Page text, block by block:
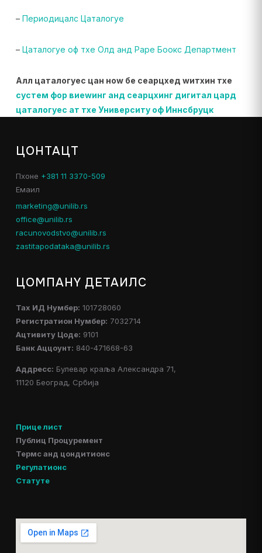
– Периодицалс Цаталогуе
– Цаталогуе оф тхе Олд анд Раре Боокс Департмент
Алл цаталогуес цан ноw бе сеарцхед wитхин тхе
сyстем фор виеwинг анд сеарцхинг дигитал цард
цаталогуес ат тхе Университy оф Иннсбруцк
ЦОНТАЦТ
Пхоне +381 11 3370-509
Емаил
marketing@unilib.rs
office@unilib.rs
racunovodstvo@unilib.rs
zastitapodataka@unilib.rs
ЦОМПАНY ДЕТАИЛС
Таx ИД Нумбер: 101728060
Регистратион Нумбер: 7032714
Ацтивитy Цоде: 9101
Банк Аццоунт: 840-471668-63
Аддресс: Булевар краља Александра 71,
11120 Београд, Србија
Прице лист
Публиц Процуремент
Термс анд цондитионс
Регулатионс
Статуте